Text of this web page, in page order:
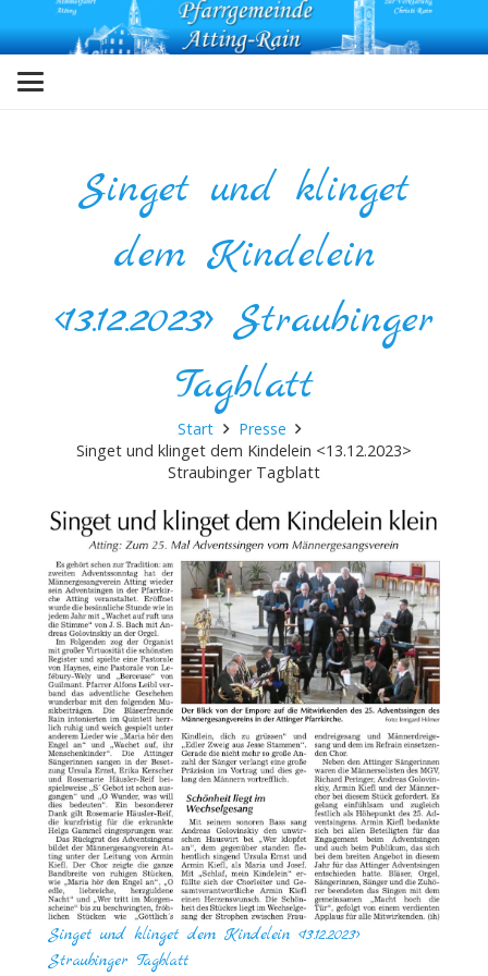
Singet und klinget
dem Kindelein
<13.12.2023> Straubinger
Tagblatt
Start
Presse
Singet und klinget dem Kindelein <13.12.2023>
Straubinger Tagblatt
Singet und klinget dem Kindelein <13.12.2023>
Straubinger Tagblatt